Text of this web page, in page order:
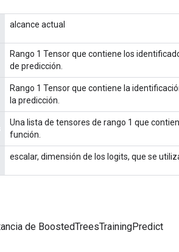
alcance actual
Rango 1 Tensor que contiene los
de predicción.
Rango 1 Tensor que contiene la
la predicción.
Una lista de tensores de rango 1 que
función.
escalar, dimensión de los logits, que se
de BoostedTreesTrainingPredict